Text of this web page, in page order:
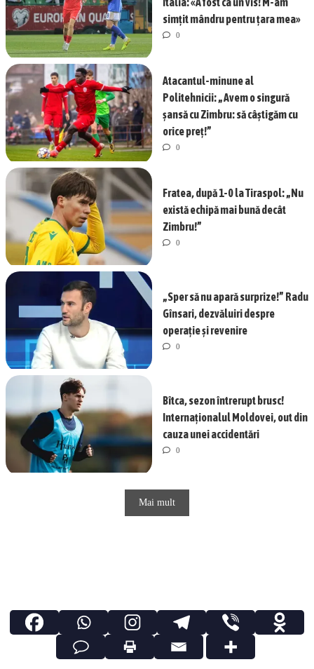
simțit mândru pentru țara mea»
0
Atacantul-minune al
Politehnicii: „Avem o singură
șansă cu Zimbru: să câștigăm cu
orice preț!”
0
Fratea, după 1-0 la Tiraspol: „Nu
există echipă mai bună decât
Zimbru!”
0
„Sper să nu apară surprize!” Radu
Gînsari, dezvăluiri despre
operație și revenire
0
Bîtca, sezon întrerupt brusc!
Internaționalul Moldovei, out din
cauza unei accidentări
0
Mai mult